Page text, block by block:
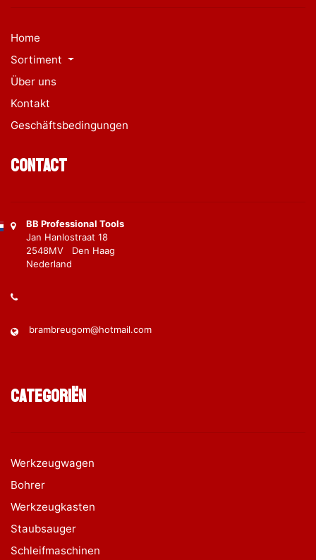
Home
Sortiment
Über uns
Kontakt
Geschäftsbedingungen
Contact
BB Professional Tools
Jan Hanlostraat 18
2548MV Den Haag
Nederland
brambreugom@hotmail.com
Categoriën
Werkzeugwagen
Bohrer
Werkzeugkasten
Staubsauger
Schleifmaschinen